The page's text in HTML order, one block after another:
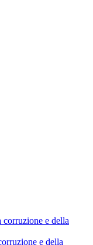
corruzione e della
e della